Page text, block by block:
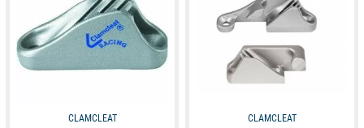
CLAMCLEAT CLAMCLEAT